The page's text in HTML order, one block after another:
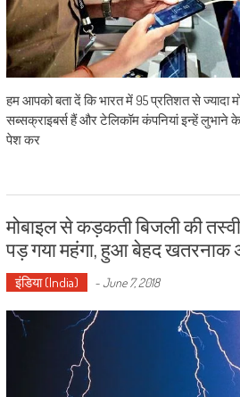
हम आपको बता दें कि भारत में 95 प्रतिशत से ज्यादा
सब्सक्राइबर्स हैं और टेलिकॉम कंपनियां इन्हें लुभाने
पेश कर
मोबाइल से कड़कती बिजली की
पड़ गया महंगा, हुआ बेहद खतरनाक
इंडिया (India) -June 7, 2018